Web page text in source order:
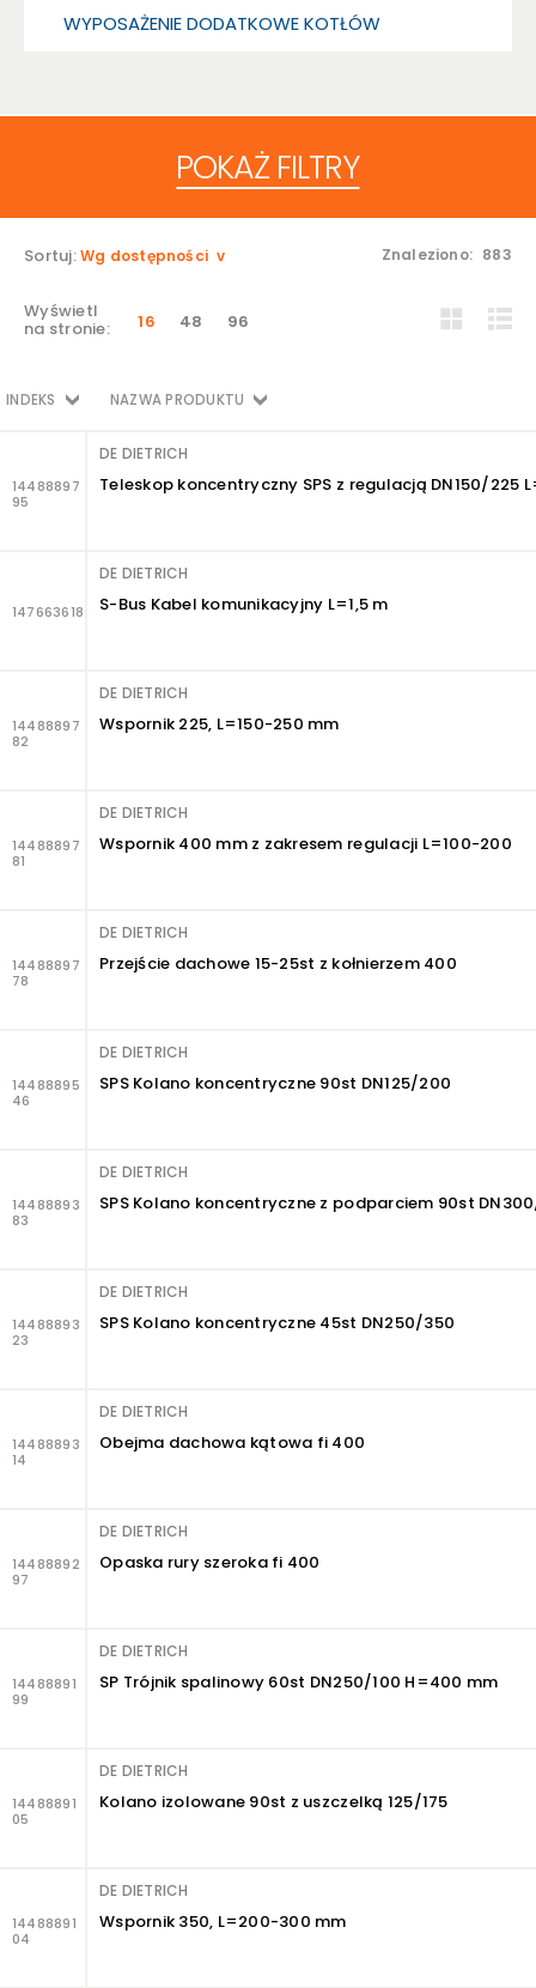
WYPOSAŻENIE DODATKOWE KOTŁÓW
POKAŻ FILTRY
Sortuj:Wg dostępności Znaleziono: 883
Wyświetl
na stronie: 16 48 96
INDEKS NAZWA PRODUKTU
14488897
95
DE DIETRICH
Teleskop koncentryczny SPS z regulacją DN150/225
147663618
DE DIETRICH
S-Bus Kabel komunikacyjny L=1,5 m
14488897
82
DE DIETRICH
Wspornik 225, L=150-250 mm
14488897
81
DE DIETRICH
Wspornik 400 mm z zakresem regulacji L=100-200
14488897
78
DE DIETRICH
Przejście dachowe 15-25st z kołnierzem 400
14488895
46
DE DIETRICH
SPS Kolano koncentryczne 90st DN125/200
14488893
83
DE DIETRICH
SPS Kolano koncentryczne z podparciem 90st
14488893
23
DE DIETRICH
SPS Kolano koncentryczne 45st DN250/350
14488893
14
DE DIETRICH
Obejma dachowa kątowa fi 400
14488892
97
DE DIETRICH
Opaska rury szeroka fi 400
14488891
99
DE DIETRICH
SP Trójnik spalinowy 60st DN250/100 H=400 mm
14488891
05
DE DIETRICH
Kolano izolowane 90st z uszczelką 125/175
14488891
04
DE DIETRICH
Wspornik 350, L=200-300 mm